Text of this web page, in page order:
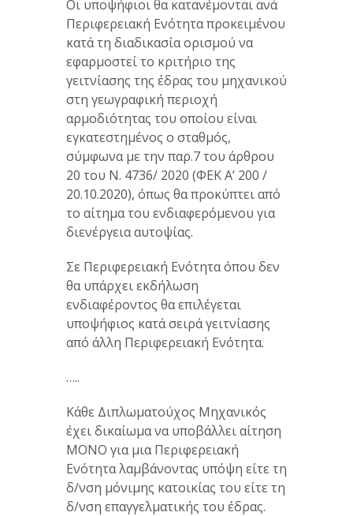
Οι υποψήφιοι θα κατανέμονται ανά
Περιφερειακή Ενότητα προκειμένου
κατά τη διαδικασία ορισμού να
εφαρμοστεί το κριτήριο της
γειτνίασης της έδρας του μηχανικού
στη γεωγραφική περιοχή
αρμοδιότητας του οποίου είναι
εγκατεστημένος ο σταθμός,
σύμφωνα με την παρ.7 του άρθρου
20 του Ν. 4736/ 2020 (ΦΕΚ Α’ 200 /
20.10.2020), όπως θα προκύπτει από
το αίτημα του ενδιαφερόμενου για
διενέργεια αυτοψίας.
Σε Περιφερειακή Ενότητα όπου δεν
θα υπάρχει εκδήλωση
ενδιαφέροντος θα επιλέγεται
υποψήφιος κατά σειρά γειτνίασης
από άλλη Περιφερειακή Ενότητα.
…..
Κάθε Διπλωματούχος Μηχανικός
έχει δικαίωμα να υποβάλλει αίτηση
ΜΟΝΟ για μια Περιφερειακή
Ενότητα λαμβάνοντας υπόψη είτε τη
δ/νση μόνιμης κατοικίας του είτε τη
δ/νση επαγγελματικής του έδρας.